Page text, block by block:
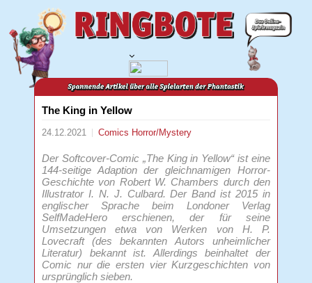
The King in Yellow
24.12.2021 Comics Horror/Mystery
Der Softcover-Comic „The King in Yellow“ ist eine
144-seitige Adaption der gleichnamigen Horror-
Geschichte von Robert W. Chambers durch den
Illustrator I. N. J. Culbard. Der Band ist 2015 in
englischer Sprache beim Londoner Verlag
SelfMadeHero erschienen, der für seine
Umsetzungen etwa von Werken von H. P.
Lovecraft (des bekannten Autors unheimlicher
Literatur) bekannt ist. Allerdings beinhaltet der
Comic nur die ersten vier Kurzgeschichten von
ursprünglich sieben.